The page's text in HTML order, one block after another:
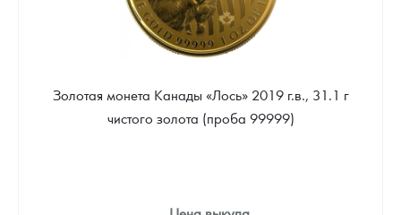
Золотая монета Канады «Лось» 2019 г.в., 31.1 г
чистого золота (проба 99999)